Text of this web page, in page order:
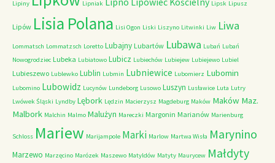
Lipiny Lipniak Lipsk Lipusz
Lipów Lisia Polana Lisi Ogon Liski Liszyno Litwinki Liw Liwa
Lommatsch Lommatzsch Loretto Lubajny Lubartów Lubawa Lubań Lubań
Nowogrodziec Lubeka Lubiatowo Lubicz Lubiechów Lubiejew Lubiejewo Lubiel
Lubieszewo Lublewko Lublin Lubmin Lubniewice Lubomierz Lubomin
Lubomino Lubowidz Lucynów Lundeborg Lusowo Luszyn Lusławice Luta Lutry
Lwówek Śląski Lyndby Lębork Lędzin Macierzysz Magdeburg Maków Maków Maz.
Malbork Malchin Malmo Malużyn Mareczki Margonin Marianów Marienburg
Schloss Mariew Marijampole Marki Marlow Martwa Wisła Marynino
Marzewo Marzęcino Marózek Maszewo Matyldów Matyty Maurycew Małdyty